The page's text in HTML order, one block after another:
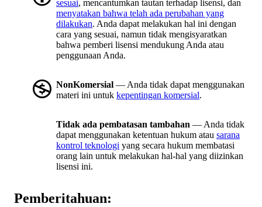
sesuai, mencantumkan tautan terhadap lisensi, dan
menyatakan bahwa telah ada perubahan yang
dilakukan. Anda dapat melakukan hal ini dengan
cara yang sesuai, namun tidak mengisyaratkan
bahwa pemberi lisensi mendukung Anda atau
penggunaan Anda.
NonKomersial — Anda tidak dapat menggunakan
materi ini untuk kepentingan komersial.
Tidak ada pembatasan tambahan — Anda tidak
dapat menggunakan ketentuan hukum atau sarana
kontrol teknologi yang secara hukum membatasi
orang lain untuk melakukan hal-hal yang diizinkan
lisensi ini.
Pemberitahuan: